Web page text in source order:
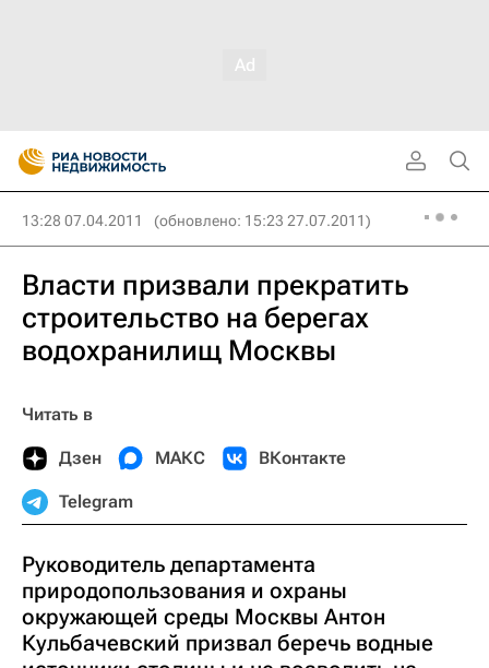
13:28 07.04.2011 (обновлено: 15:23 27.07.2011)
Власти призвали прекратить
строительство на берегах
водохранилищ Москвы
Читать в
Дзен МАКС ВКонтакте
Telegram
Руководитель департамента
природопользования и охраны
окружающей среды Москвы Антон
Кульбачевский призвал беречь водные